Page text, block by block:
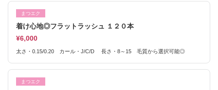
まつエク
着け心地◎フラットラッシュ １２０本
¥6,000
太さ・0.15/0.20 カール・J/C/D 長さ・8～15 毛質から選択可能◎
まつエク